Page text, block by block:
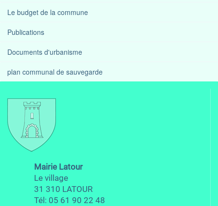
Le budget de la commune
Publications
Documents d'urbanisme
plan communal de sauvegarde
Mairie Latour
Le village
31 310 LATOUR
Tél: 05 61 90 22 48